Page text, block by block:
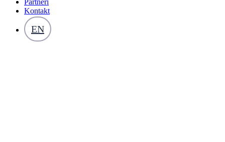
Partneri
Kontakt
EN